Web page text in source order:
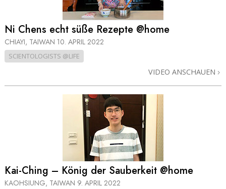
Ni Chens echt süße Rezepte @home
CHIAYI, TAIWAN 10. APRIL 2022
SCIENTOLOGISTS @LIFE
VIDEO ANSCHAUEN
Kai-Ching – König der Sauberkeit @home
KAOHSIUNG, TAIWAN 9. APRIL 2022